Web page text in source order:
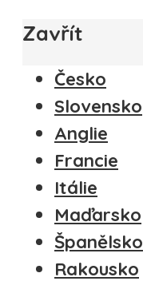
Zavřít
Česko
Slovensko
Anglie
Francie
Itálie
Maďarsko
Španělsko
Rakousko